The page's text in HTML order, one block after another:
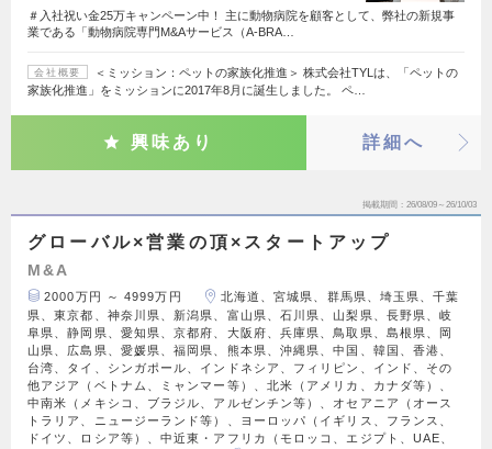
＃入社祝い金25万キャンペーン中！ 主に動物病院を顧客として、弊社の新規事
業である「動物病院専門M&Aサービス（A-BRA…
会社概要
＜ミッション：ペットの家族化推進＞ 株式会社TYLは、「ペットの
家族化推進」をミッションに2017年8月に誕生しました。 ペ…
興味あり 詳細へ
掲載期間 26/08/09～26/10/03
グローバル×営業の頂×スタートアップ
M&A
2000万円 ～ 4999万円
北海道、宮城県、群馬県、埼玉県、千葉
県、東京都、神奈川県、新潟県、富山県、石川県、山梨県、長野県、岐
阜県、静岡県、愛知県、京都府、大阪府、兵庫県、鳥取県、島根県、岡
山県、広島県、愛媛県、福岡県、熊本県、沖縄県、中国、韓国、香港、
台湾、タイ、シンガポール、インドネシア、フィリピン、インド、その
他アジア（ベトナム、ミャンマー等）、北米（アメリカ、カナダ等）、
中南米（メキシコ、ブラジル、アルゼンチン等）、オセアニア（オース
トラリア、ニュージーランド等）、ヨーロッパ（イギリス、フランス、
ドイツ、ロシア等）、中近東・アフリカ（モロッコ、エジプト、UAE、